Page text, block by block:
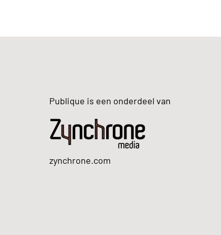
Publique is een onderdeel van
zynchrone.com